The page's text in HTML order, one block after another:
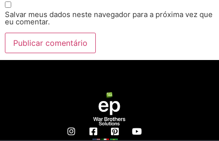
Salvar meus dados neste navegador para a próxima vez que
eu comentar.